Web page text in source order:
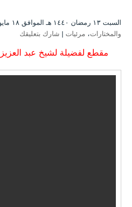
السبت ۱۳ رمضان ۱٤٤۰ هـ الموافق ۱۸ مايو ۲۰۱۹ مـ |
والمختارات، مرئيات | شارك بتعليقك
مقطع لفضيلة لشيخ عبد